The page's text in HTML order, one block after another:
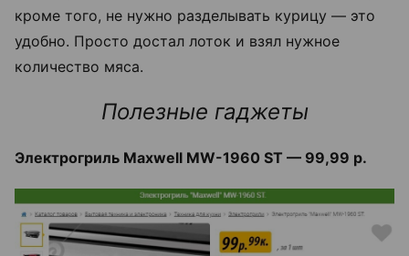
кроме того, не нужно разделывать курицу — это
удобно. Просто достал лоток и взял нужное
количество мяса.
Полезные гаджеты
Электрогриль Maxwell MW-1960 ST — 99,99 р.